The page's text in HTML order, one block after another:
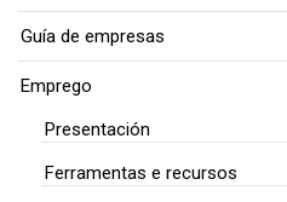
Guía de empresas
Emprego
Presentación
Ferramentas e recursos